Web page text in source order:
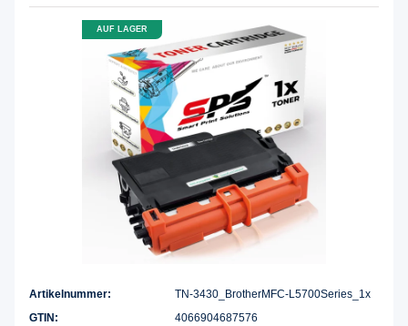
AUF LAGER
Artikelnummer:
TN-3430_BrotherMFC-L5700Series_1x
GTIN:
4066904687576